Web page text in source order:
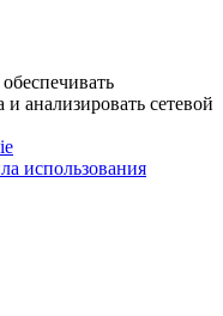
анализировать сетевой
использования